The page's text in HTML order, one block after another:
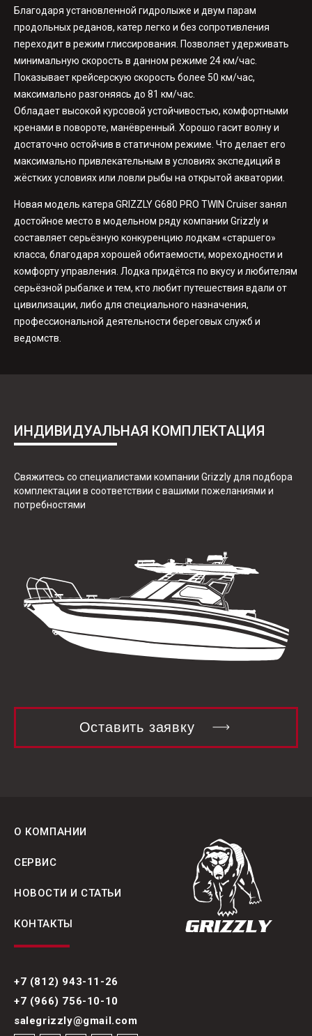
Благодаря установленной гидролыже и двум парам
продольных реданов, катер легко и без сопротивления
переходит в режим глиссирования. Позволяет удерживать
минимальную скорость в данном режиме 24 км/час.
Показывает крейсерскую скорость более 50 км/час,
максимально разгоняясь до 81 км/час.
Обладает высокой курсовой устойчивостью, комфортными
кренами в повороте, манёвренный. Хорошо гасит волну и
достаточно остойчив в статичном режиме. Что делает его
максимально привлекательным в условиях экспедиций в
жёстких условиях или ловли рыбы на открытой акватории.
Новая модель катера GRIZZLY G680 PRO TWIN Cruiser занял
достойное место в модельном ряду компании Grizzly и
составляет серьёзную конкуренцию лодкам «старшего»
класса, благодаря хорошей обитаемости, мореходности и
комфорту управления. Лодка придётся по вкусу и любителям
серьёзной рыбалке и тем, кто любит путешествия вдали от
цивилизации, либо для специального назначения,
профессиональной деятельности береговых служб и
ведомств.
ИНДИВИДУАЛЬНАЯ КОМПЛЕКТАЦИЯ
Свяжитесь со специалистами компании Grizzly для подбора
комплектации в соответствии с вашими пожеланиями и
потребностями
Оставить заявку
+7 (812) 943-11-26
+7 (966) 756-10-10
salegrizzly@gmail.com
О КОМПАНИИ
СЕРВИС
НОВОСТИ И СТАТЬИ
КОНТАКТЫ